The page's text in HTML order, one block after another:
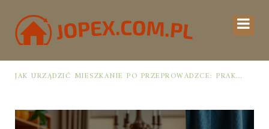
JAK URZĄDZIĆ MIESZKANIE PO PRZEPROWADZCE: PRAKTYCZNY PLAN OD ROZPAKOWANIA DO PRZYTULNEJ PRZESTRZENI